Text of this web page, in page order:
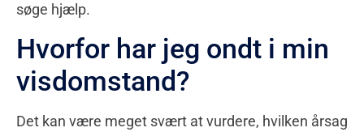
søge hjælp.
Hvorfor har jeg ondt i min
visdomstand?
Det kan være meget svært at vurdere, hvilken årsag